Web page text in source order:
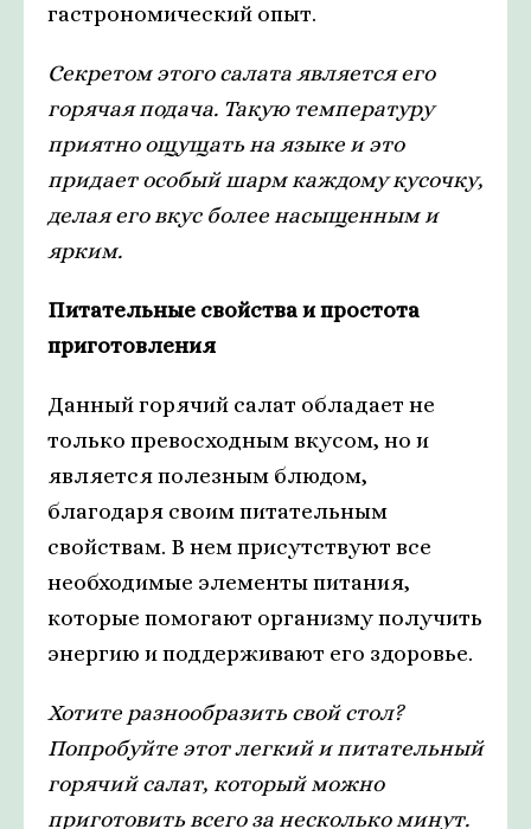
гастрономический опыт.
Секретом этого салата является его
горячая подача. Такую температуру
приятно ощущать на языке и это
придает особый шарм каждому кусочку,
делая его вкус более насыщенным и
ярким.
Питательные свойства и простота
приготовления
Данный горячий салат обладает не
только превосходным вкусом, но и
является полезным блюдом,
благодаря своим питательным
свойствам. В нем присутствуют все
необходимые элементы питания,
которые помогают организму получить
энергию и поддерживают его здоровье.
Хотите разнообразить свой стол?
Попробуйте этот легкий и питательный
горячий салат, который можно
приготовить всего за несколько минут.